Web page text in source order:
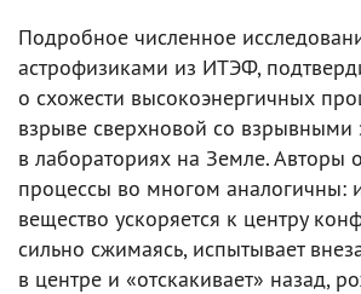
Подробное численное
астрофизиками из ИТЭФ,
о схожести высокоэнергичных
взрыве сверхновой со взрывными
в лабораториях на Земле. Авторы
процессы во многом аналогичны:
вещество ускоряется к центру
сильно сжимаясь, испытывает
в центре и «отскакивает» назад,